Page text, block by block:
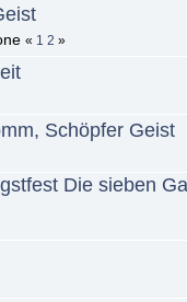
« 1 2 »
Schöpfer Geist
Die sieben